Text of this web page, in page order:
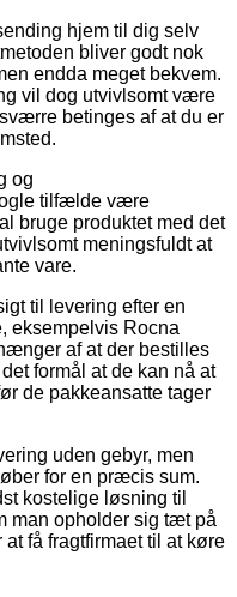
hjem til dig selv
bliver godt nok
endda meget bekvem.
vil dog utvivlsomt være
betinges af at du er
og
tilfælde være
bruge produktet med det
meningsfuldt at
vare.
til levering efter en
eksempelvis Rocna
af at der bestilles
formål at de kan nå at
de pakkeansatte tager
uden gebyr, men
for en præcis sum.
kostelige løsning til
man opholder sig tæt på
få fragtfirmaet til at køre